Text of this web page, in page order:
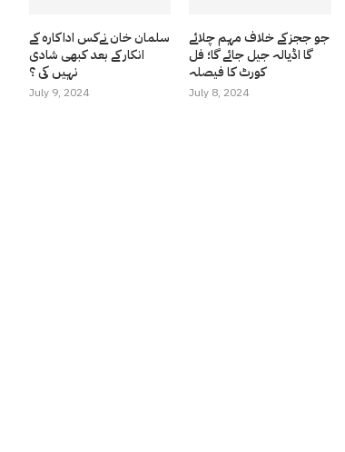
سلمان خان نےکس اداکارہ کے
انکار کے بعد کبھی شادی
نہیں کی ؟
July 9, 2024
جو ججز کے خلاف مہم چلائے
گا اڈیالہ جیل جائے گا؛ فل
کورٹ کا فیصلہ
July 8, 2024